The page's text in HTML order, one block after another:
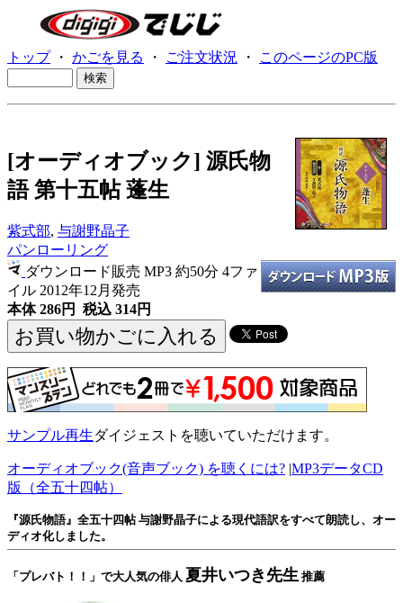
トップ・ かごを見る ・ ご注文状況 ・ このページのPC版
[オーディオブック] 源氏物
語 第十五帖 蓬生
紫式部, 与謝野晶子
パンローリング
ダウンロード販売 MP3 約50分 4ファ
イル 2012年12月発売
本体 286円 税込 314円
サンプル再生ダイジェストを聴いていただけます。
オーディオブック(音声ブック) を聴くには? |MP3データCD
版（全五十四帖）
『源氏物語』全五十四帖 与謝野晶子による現代語訳をすべて朗読し、オー
ディオ化しました。
「プレバト！！」で大人気の俳人 夏井いつき先生 推薦